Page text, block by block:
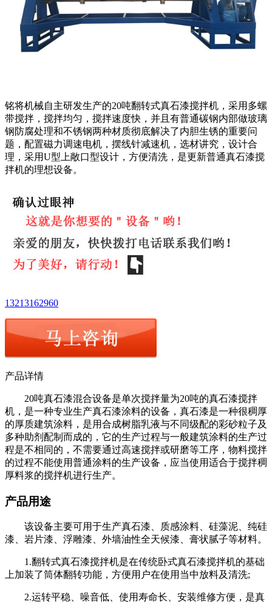
铭将机械自主研发生产的20吨翻转式真石漆搅拌机，采用多螺
带搅拌，搅拌均匀，搅拌速度快，并且有普通碳钢内部做玻璃
钢防腐处理和不锈钢两种材质彻底解决了内胆生锈的重要问
题，配置磁力调速电机，摆线针减速机，选材讲究，设计合
理，采用U型上敞口型设计，方便清洗，是更新普通真石漆搅
拌机的理想设备。
13213162960
产品详情
20吨真石漆混合设备是单次搅拌量为20吨的真石漆搅拌
机，是一种专业生产真石漆涂料的设备，真石漆是一种很稠厚
的厚质建筑涂料，是用合成树脂乳液与不同级配的彩砂粒子及
多种助剂配制而成的，它的生产过程与一般建筑涂料的生产过
程是不相同的，不需要通过高速搅拌或研磨等工序，物料搅拌
的过程不能使用普通涂料的生产设备，应当使用适合于搅拌稠
厚料浆的搅拌机进行生产。
产品用途
该设备主要可用于生产真石漆、质感涂料、硅藻泥、纯硅
漆、岩片漆、浮雕漆、外墙油性全天候漆、膏状腻子等材料。
1.翻转式真石漆搅拌机是在传统卧式真石漆搅拌机的基础
上加装了筒体翻转功能，方便用户在使用当中放料及清洗;
2.运转平稳、噪音低、使用寿命长、安装维修方便，是真